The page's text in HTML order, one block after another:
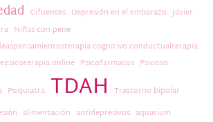
Cifuentes Depresión en el embarazo Javier
Niñas con pene
cognitivo conductualterapia
online Psicofarmacos Psicosis
Psiquiatra TDAH Trastorno bipolar
alimentación antidepresivos aquarium